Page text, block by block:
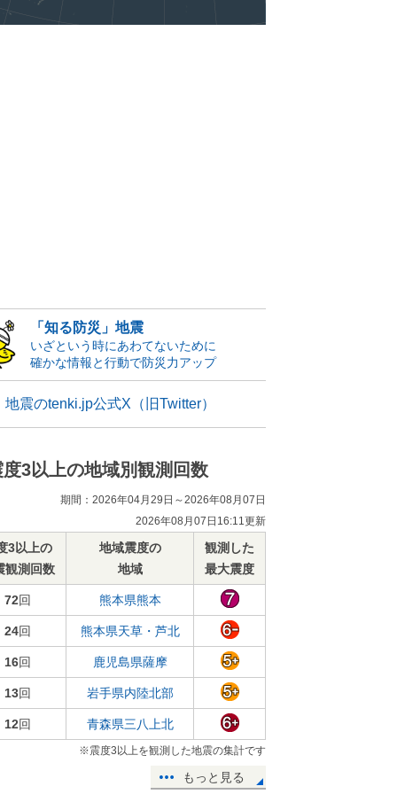
「知る防災」地震
いざという時にあわてないために
確かな情報と行動で防災力アップ
地震のtenki.jp公式X（旧Twitter）
度3以上の地域別観測回数
期間：2026年04月29日～2026年08月07日
2026年08月07日16:11更新
3以上の
観測回数
地域震度の
地域
観測した
最大震度
72回 熊本県熊本
24回 熊本県天草・芦北
16回 鹿児島県薩摩
13回 岩手県内陸北部
12回 青森県三八上北
※震度3以上を観測した地震の集計です
もっと見る